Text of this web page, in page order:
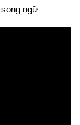
ngữ